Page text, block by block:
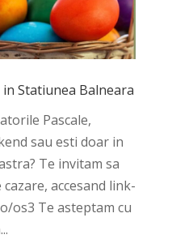
Statiunea Balneara
Pascale,
sau esti doar in
Te invitam sa
accesand link-
os3 Te asteptam cu